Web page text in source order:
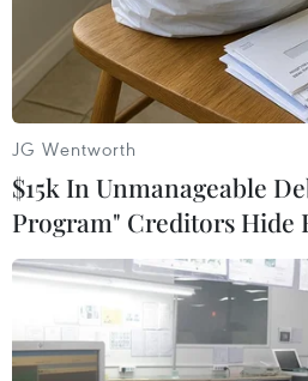
Ông Putin cảnh báo
vụ tấn công hóa học ở
JG Wentworth
$15k In Unmanageable
Program" Creditors Hide